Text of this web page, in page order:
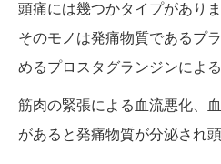
頭痛には幾つかタイプがあり
そのモノは発痛物質であるプ
めるプロスタグランジンによる
筋肉の緊張による血流悪化、
があると発痛物質が分泌され